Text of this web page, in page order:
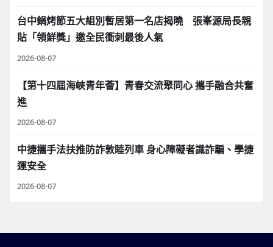
台中鍋烤節五大組別暫居第一名店揭曉 張峯源局長親
貼「領鮮獎」邀全民衝刺最後人氣
2026-08-07
【第十四屆海峽青年薈】青春交流聚同心 攜手融合共奮
進
2026-08-07
中捷攜手法扶推防詐敦睦列車 身心障礙者識詐騙、學捷
運安全
2026-08-07